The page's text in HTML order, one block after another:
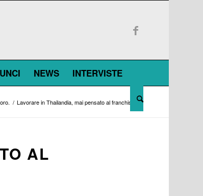
NEWS INTERVISTE
/ Lavorare in Thailandia, mai pensato al franchising?
AL